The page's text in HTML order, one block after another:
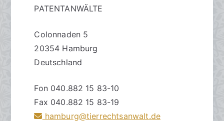
PATENTANWÄLTE
Colonnaden 5
20354 Hamburg
Deutschland
Fon 040.882 15 83-10
Fax 040.882 15 83-19
hamburg@tierrechtsanwalt.de